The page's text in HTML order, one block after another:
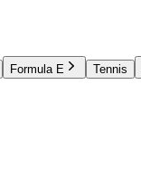
Formula E Tennis